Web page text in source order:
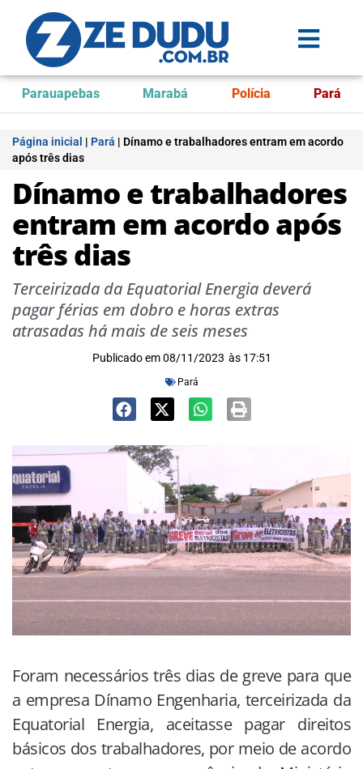
Parauapebas Marabá Polícia Pará
Página inicial | Pará | Dínamo e trabalhadores entram em acordo
após três dias
Dínamo e trabalhadores
entram em acordo após
três dias
Terceirizada da Equatorial Energia deverá
pagar férias em dobro e horas extras
atrasadas há mais de seis meses
Publicado em 08/11/2023 às 17:51
Pará
Foram necessários três dias de greve para que
a empresa Dínamo Engenharia, terceirizada da
Equatorial Energia, aceitasse pagar direitos
básicos dos trabalhadores, por meio de acordo